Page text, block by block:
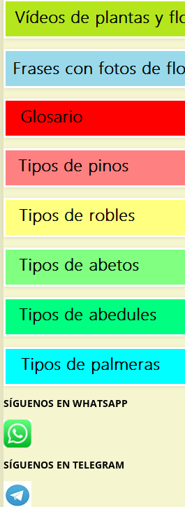
SÍGUENOS EN WHATSAPP
SÍGUENOS EN TELEGRAM